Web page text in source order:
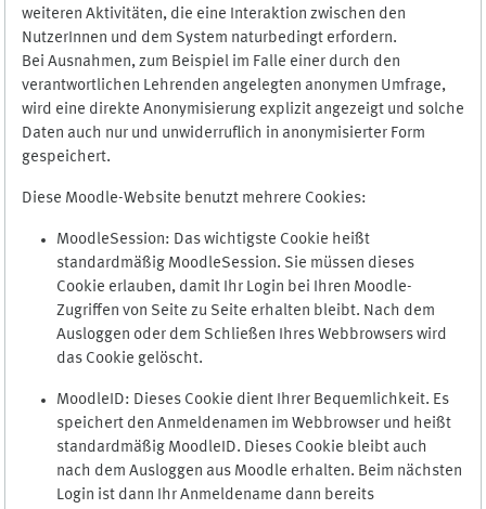
weiteren Aktivitäten, die eine Interaktion zwischen den
NutzerInnen und dem System naturbedingt erfordern.
Bei Ausnahmen, zum Beispiel im Falle einer durch den
verantwortlichen Lehrenden angelegten anonymen Umfrage,
wird eine direkte Anonymisierung explizit angezeigt und solche
Daten auch nur und unwiderruflich in anonymisierter Form
gespeichert.
Diese Moodle-Website benutzt mehrere Cookies:
MoodleSession: Das wichtigste Cookie heißt
standardmäßig MoodleSession. Sie müssen dieses
Cookie erlauben, damit Ihr Login bei Ihren Moodle-
Zugriffen von Seite zu Seite erhalten bleibt. Nach dem
Ausloggen oder dem Schließen Ihres Webbrowsers wird
das Cookie gelöscht.
MoodleID: Dieses Cookie dient Ihrer Bequemlichkeit. Es
speichert den Anmeldenamen im Webbrowser und heißt
standardmäßig MoodleID. Dieses Cookie bleibt auch
nach dem Ausloggen aus Moodle erhalten. Beim nächsten
Login ist dann Ihr Anmeldename dann bereits